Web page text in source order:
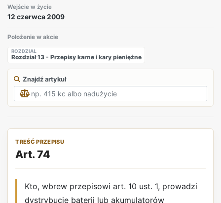
Wejście w życie
12 czerwca 2009
Położenie w akcie
ROZDZIAŁ
Rozdział 13 - Przepisy karne i kary pieniężne
Znajdź artykuł
TREŚĆ PRZEPISU
Art. 74
Kto, wbrew przepisowi art. 10 ust. 1, prowadzi
dystrybucję baterii lub akumulatorów